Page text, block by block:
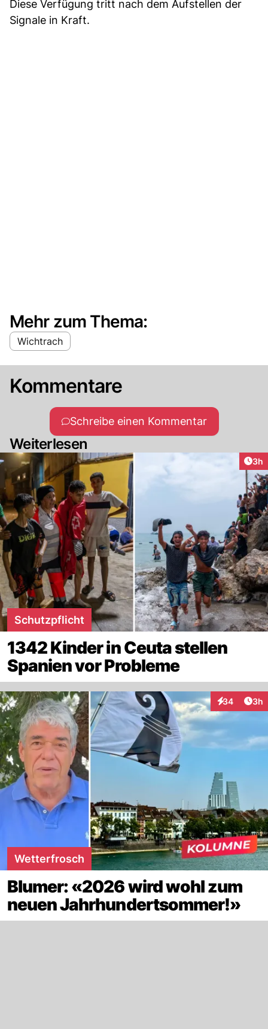
Diese Verfügung tritt nach dem Aufstellen der
Signale in Kraft.
Mehr zum Thema:
Wichtrach
Kommentare
Schreibe einen Kommentar
Weiterlesen
3h
Schutzpflicht
1342 Kinder in Ceuta stellen
Spanien vor Probleme
34
Interaktionen
3h
Wetterfrosch
Blumer: «2026 wird wohl zum
neuen Jahrhundertsommer!»